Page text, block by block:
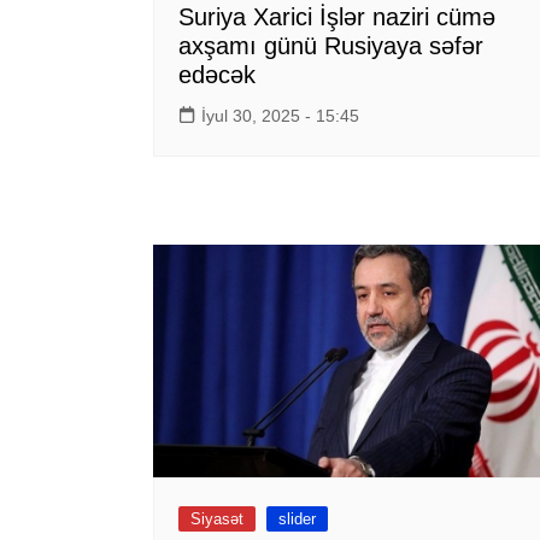
Suriya Xarici İşlər naziri cümə
axşamı günü Rusiyaya səfər
edəcək
İyul 30, 2025 - 15:45
Siyasət slider